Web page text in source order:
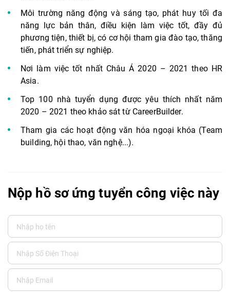
Môi trường năng động và sáng tạo, phát huy tối đa
năng lực bản thân, điều kiện làm việc tốt, đầy đủ
phương tiện, thiết bị, có cơ hội tham gia đào tạo, thăng
tiến, phát triển sự nghiệp.
Nơi làm việc tốt nhất Châu Á 2020 – 2021 theo HR
Asia.
Top 100 nhà tuyển dụng được yêu thích nhất năm
2020 – 2021 theo khảo sát từ CareerBuilder.
Tham gia các hoạt động văn hóa ngoại khóa (Team
building, hội thao, văn nghệ...).
Nộp hồ sơ ứng tuyển công việc này